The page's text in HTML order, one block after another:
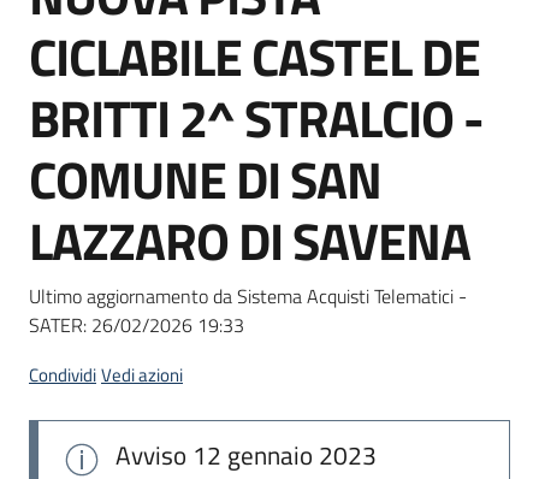
di
Supporto
telematiche
CICLABILE CASTEL DE
BRITTI 2^ STRALCIO -
COMUNE DI SAN
LAZZARO DI SAVENA
Ultimo aggiornamento da Sistema Acquisti Telematici -
SATER: 26/02/2026 19:33
CondividiVedi azioni
Avviso 12 gennaio 2023